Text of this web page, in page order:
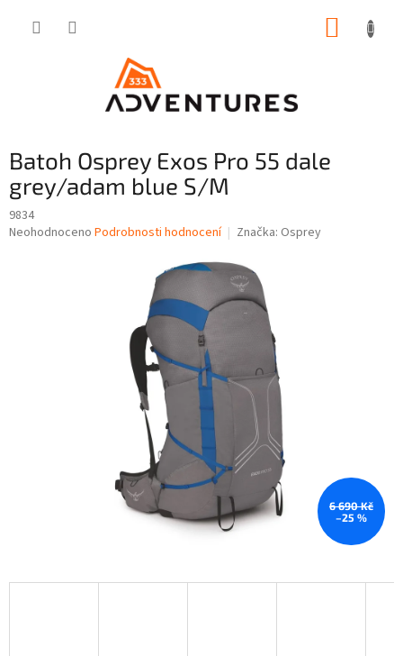
Batoh Osprey Exos Pro 55 dale
grey/adam blue S/M
9834
Průměrné
Neohodnoceno Podrobnosti hodnocení Značka: Osprey
6 690 Kč
–25 %